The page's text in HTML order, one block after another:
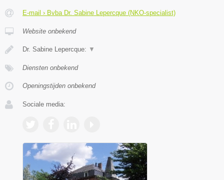
E-mail › Bvba Dr. Sabine Lepercque (NKO-specialist)
Website onbekend
Dr. Sabine Lepercque: ▼
Diensten onbekend
Openingstijden onbekend
Sociale media: